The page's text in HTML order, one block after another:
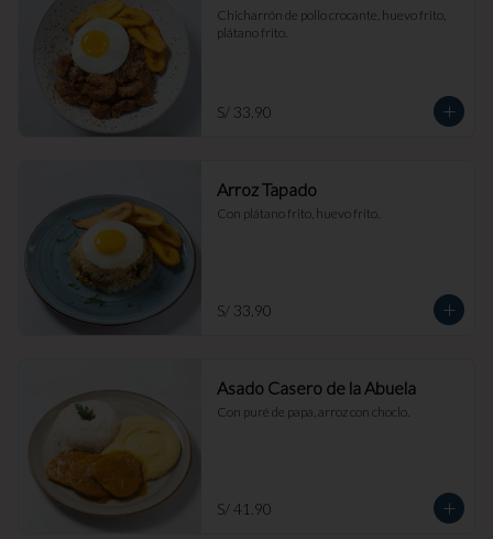
Chicharrón de pollo crocante, huevo frito,
plátano frito.
S/ 33.90
Arroz Tapado
Con plátano frito, huevo frito.
S/ 33.90
Asado Casero de la Abuela
Con puré de papa, arroz con choclo.
S/ 41.90